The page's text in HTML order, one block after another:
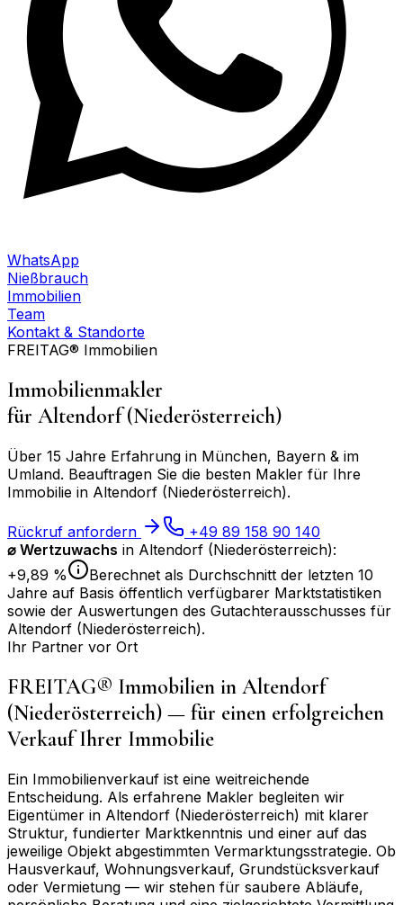
WhatsApp
Nießbrauch
Immobilien
Team
Kontakt & Standorte
FREITAG® Immobilien
Immobilienmakler
für Altendorf (Niederösterreich)
Über 15 Jahre Erfahrung in München, Bayern & im
Umland. Beauftragen Sie die besten Makler für Ihre
Immobilie in Altendorf (Niederösterreich).
Rückruf anfordern
+49 89 158 90 140
⌀ Wertzuwachs in Altendorf (Niederösterreich):
+9,89 %
Berechnet als Durchschnitt der letzten 10
Jahre auf Basis öffentlich verfügbarer Marktstatistiken
sowie der Auswertungen des Gutachterausschusses für
Altendorf (Niederösterreich).
Ihr Partner vor Ort
FREITAG® Immobilien in Altendorf
(Niederösterreich) — für einen erfolgreichen
Verkauf Ihrer Immobilie
Ein Immobilienverkauf ist eine weitreichende
Entscheidung. Als erfahrene Makler begleiten wir
Eigentümer in Altendorf (Niederösterreich) mit klarer
Struktur, fundierter Marktkenntnis und einer auf das
jeweilige Objekt abgestimmten Vermarktungsstrategie. Ob
Hausverkauf, Wohnungsverkauf, Grundstücksverkauf
oder Vermietung — wir stehen für saubere Abläufe,